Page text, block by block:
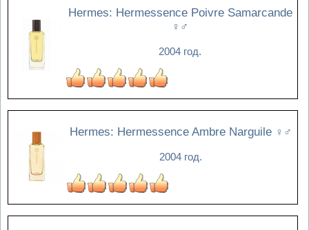
Hermes: Hermessence Poivre Samarcande
♀♂
2004 год.
Hermes: Hermessence Ambre Narguile ♀♂
2004 год.